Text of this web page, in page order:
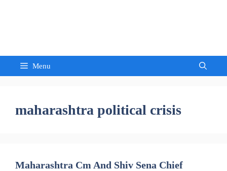
Menu
maharashtra political crisis
Maharashtra Cm And Shiv Sena Chief